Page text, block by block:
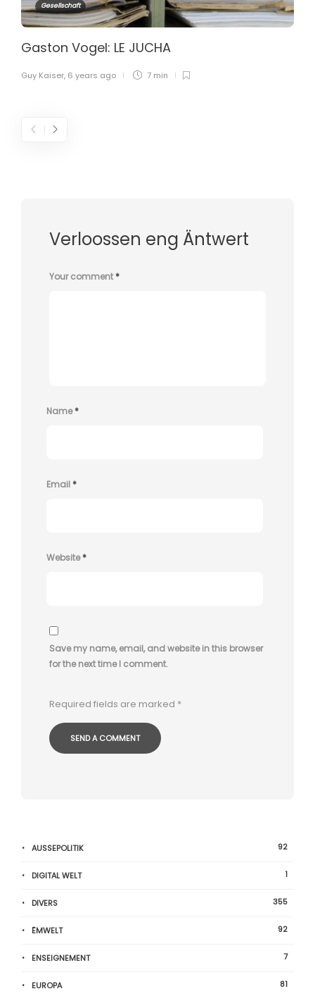
Gesellschaft
Gaston Vogel: LE JUCHA
Guy Kaiser, 6 years ago 7 min
Verloossen eng Äntwert
Your comment*
Name*
Email*
Website*
Save my name, email, and website in this browser
for the next time I comment.
Required fields are marked *
AUSSEPOLITIK 92
DIGITAL WELT 1
DIVERS 355
ËMWELT 92
ENSEIGNEMENT 7
EUROPA 81